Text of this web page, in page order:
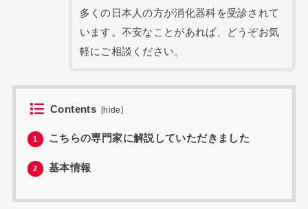
多くの日本人の方が消化器科を受診されて
います。不安なことがあれば、どうぞお気
軽にご相談ください。
Contents [hide]
1 こちらの専門家に解説していただきました
2 基本情報